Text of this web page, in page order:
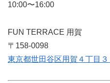
10:00〜16:00
FUN TERRACE 用賀
〒158-0098
東京都世田谷区用賀４丁目